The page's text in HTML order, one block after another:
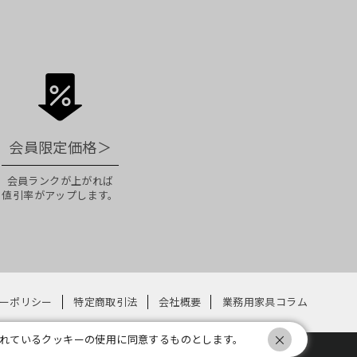
会員限定価格＞
会員ランクが上がれば
値引率がアップします。
ポリシー 特定商取引法 会社概要 業務用家具コラム
ているクッキーの使用に同意するものとします。 ×